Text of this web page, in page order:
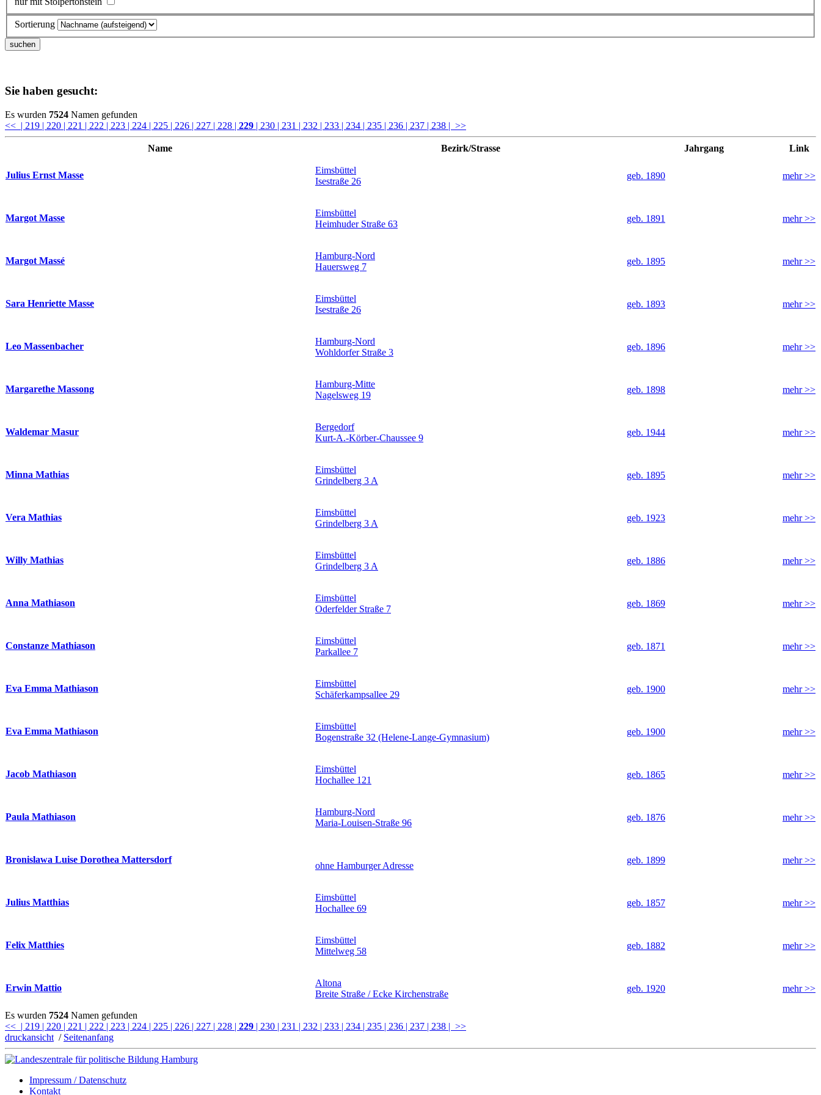
Sortierung
Sie haben gesucht:
Es wurden 7524 Namen gefunden
<< | 219 | 220 | 221 | 222 | 223 | 224 | 225 | 226 | 227 | 228 | 229 | 230 | 231 | 232 | 233 | 234 | 235 | 236 | 237 | 238 | >>
Name Bezirk/Strasse Jahrgang Link
Julius Ernst Masse
Eimsbüttel
Isestraße 26
geb. 1890 mehr >>
Margot Masse
Eimsbüttel
Heimhuder Straße 63
geb. 1891 mehr >>
Margot Massé
Hamburg-Nord
Hauersweg 7
geb. 1895 mehr >>
Sara Henriette Masse
Eimsbüttel
Isestraße 26
geb. 1893 mehr >>
Leo Massenbacher
Hamburg-Nord
Wohldorfer Straße 3
geb. 1896 mehr >>
Margarethe Massong
Hamburg-Mitte
Nagelsweg 19
geb. 1898 mehr >>
Waldemar Masur
Bergedorf
Kurt-A.-Körber-Chaussee 9
geb. 1944 mehr >>
Minna Mathias
Eimsbüttel
Grindelberg 3 A
geb. 1895 mehr >>
Vera Mathias
Eimsbüttel
Grindelberg 3 A
geb. 1923 mehr >>
Willy Mathias
Eimsbüttel
Grindelberg 3 A
geb. 1886 mehr >>
Anna Mathiason
Eimsbüttel
Oderfelder Straße 7
geb. 1869 mehr >>
Constanze Mathiason
Eimsbüttel
Parkallee 7
geb. 1871 mehr >>
Eva Emma Mathiason
Eimsbüttel
Schäferkampsallee 29
geb. 1900 mehr >>
Eva Emma Mathiason
Eimsbüttel
Bogenstraße 32 (Helene-Lange-Gymnasium)
geb. 1900 mehr >>
Jacob Mathiason
Eimsbüttel
Hochallee 121
geb. 1865 mehr >>
Paula Mathiason
Hamburg-Nord
Maria-Louisen-Straße 96
geb. 1876 mehr >>
Bronislawa Luise Dorothea Mattersdorf
ohne Hamburger Adresse
geb. 1899 mehr >>
Julius Matthias
Eimsbüttel
Hochallee 69
geb. 1857 mehr >>
Felix Matthies
Eimsbüttel
Mittelweg 58
geb. 1882 mehr >>
Erwin Mattio
Altona
Breite Straße / Ecke Kirchenstraße
geb. 1920 mehr >>
Es wurden 7524 Namen gefunden
<< | 219 | 220 | 221 | 222 | 223 | 224 | 225 | 226 | 227 | 228 | 229 | 230 | 231 | 232 | 233 | 234 | 235 | 236 | 237 | 238 | >>
druckansicht / Seitenanfang
Impressum / Datenschutz
Kontakt